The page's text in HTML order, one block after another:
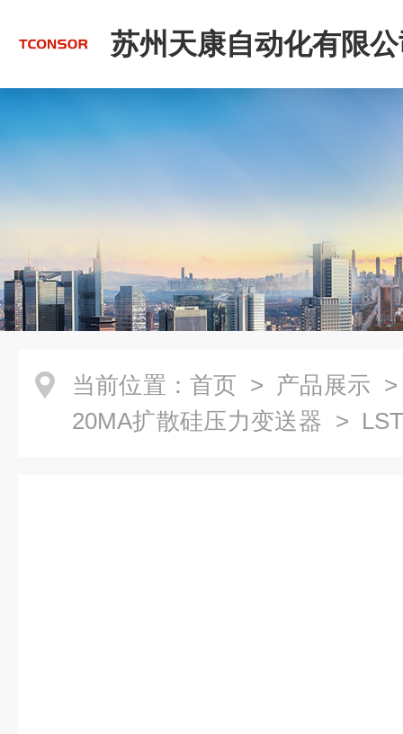
苏州天康自动化有限
当前位置： 首页 > 产品展示
20MA扩散硅压力变送器 >